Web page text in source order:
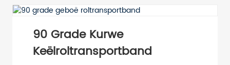
400 H1500/2000 120 H1500/2000 200
H1500/2000 400 H1800/2500 120
H1800/2500 200 H180...
90 Grade Kurwe
Keëlroltransportband